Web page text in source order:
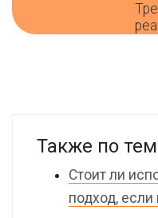
Также по
Стоит ли
подход, если